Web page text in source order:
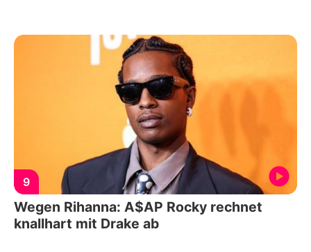
9
Wegen Rihanna: A$AP Rocky rechnet
knallhart mit Drake ab